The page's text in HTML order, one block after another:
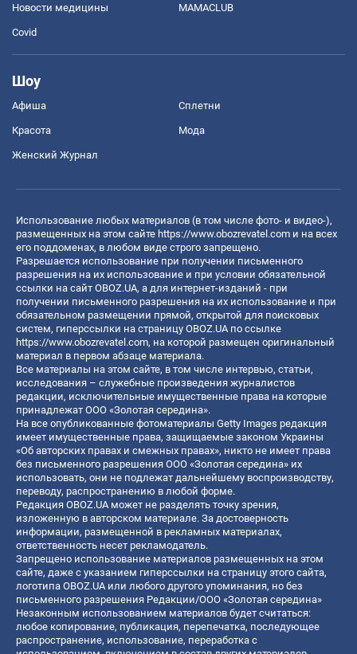
Новости медицины MAMACLUB
Covid
Шоу
Афиша Сплетни
Красота Мода
Женский Журнал
Использование любых материалов (в том числе фото- и видео-),
размещенных на этом сайте https://www.obozrevatel.com и на всех
его поддоменах, в любом виде строго запрещено.
Разрешается использование при получении письменного
разрешения на их использование и при условии обязательной
ссылки на сайт OBOZ.UA, а для интернет-изданий - при
получении письменного разрешения на их использование и при
обязательном размещении прямой, открытой для поисковых
систем, гиперссылки на страницу OBOZ.UA по ссылке
https://www.obozrevatel.com, на которой размещен оригинальный
материал в первом абзаце материала.
Все материалы на этом сайте, в том числе интервью, статьи,
исследования – служебные произведения журналистов
редакции, исключительные имущественные права на которые
принадлежат ООО «Золотая середина».
На все опубликованные фотоматериалы Getty Images редакция
имеет имущественные права, защищаемые законом Украины
«Об авторских правах и смежных правах», никто не имеет права
без письменного разрешения ООО «Золотая середина» их
использовать, они не подлежат дальнейшему воспроизводству,
переводу, распространению в любой форме.
Редакция OBOZ.UA может не разделять точку зрения,
изложенную в авторском материале. За достоверность
информации, размещенной в рекламных материалах,
ответственность несет рекламодатель.
Запрещено использование материалов размещенных на этом
сайте, даже с указанием гиперссылки на страницу этого сайта,
логотипа OBOZ.UA или любого другого упоминания, но без
письменного разрешения Редакции/ООО «Золотая середина»
Незаконным использованием материалов будет считаться:
любое копирование, публикация, перепечатка, последующее
распространение, использование, переработка с